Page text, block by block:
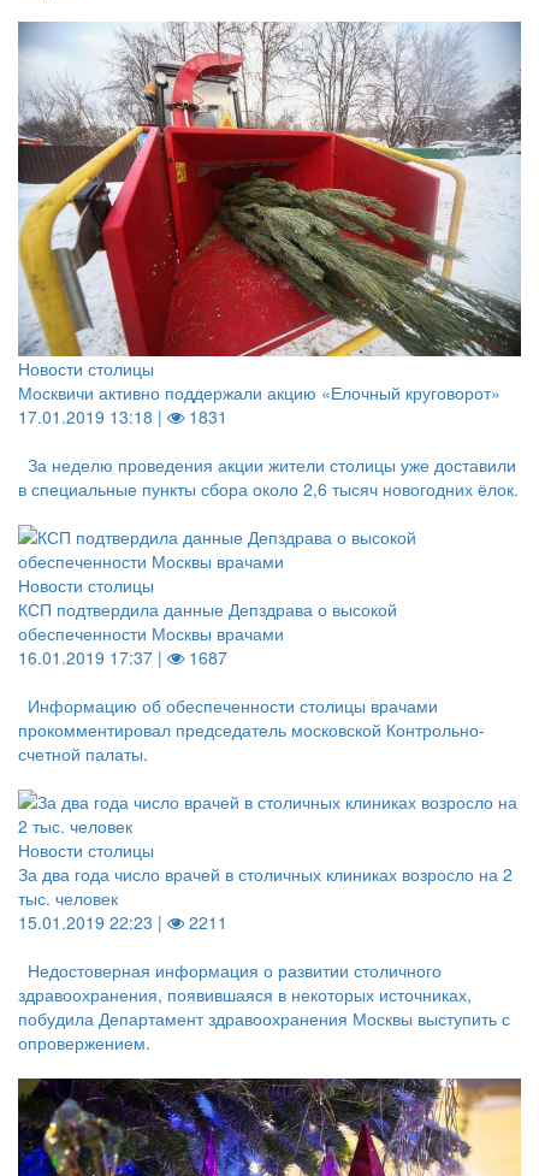
Новости столицы
Москвичи активно поддержали акцию «Елочный круговорот»
17.01.2019 13:18 |
1831
За неделю проведения акции жители столицы уже доставили
в специальные пункты сбора около 2,6 тысяч новогодних ёлок.
Новости столицы
КСП подтвердила данные Депздрава о высокой
обеспеченности Москвы врачами
16.01.2019 17:37 |
1687
Информацию об обеспеченности столицы врачами
прокомментировал председатель московской Контрольно-
счетной палаты.
Новости столицы
За два года число врачей в столичных клиниках возросло на 2
тыс. человек
15.01.2019 22:23 |
2211
Недостоверная информация о развитии столичного
здравоохранения, появившаяся в некоторых источниках,
побудила Департамент здравоохранения Москвы выступить с
опровержением.